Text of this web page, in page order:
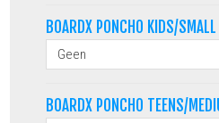
BOARDX PONCHO KIDS/SMALL
BOARDX PONCHO TEENS/